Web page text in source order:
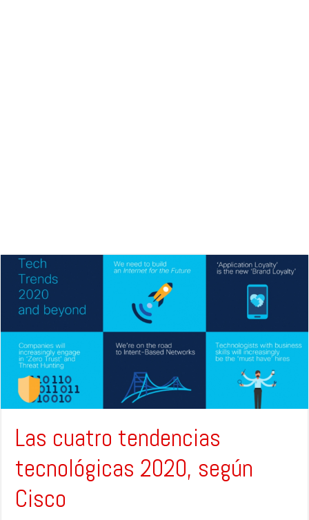
Las cuatro tendencias
tecnológicas 2020, según
Cisco